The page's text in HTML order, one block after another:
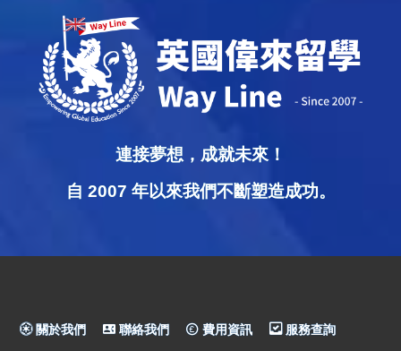
連接夢想，成就未來！
自 2007 年以來我們不斷塑造成功。
關於我們 聯絡我們 費用資訊 服務查詢